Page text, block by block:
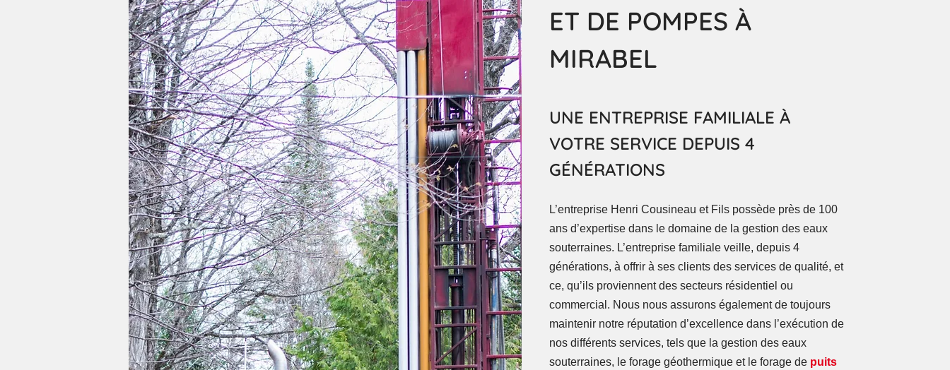
ET DE POMPES À
MIRABEL
UNE ENTREPRISE FAMILIALE À
VOTRE SERVICE DEPUIS 4
GÉNÉRATIONS
L’entreprise Henri Cousineau et Fils possède près de 100
ans d’expertise dans le domaine de la gestion des eaux
souterraines. L’entreprise familiale veille, depuis 4
générations, à offrir à ses clients des services de qualité, et
ce, qu’ils proviennent des secteurs résidentiel ou
commercial. Nous nous assurons également de toujours
maintenir notre réputation d’excellence dans l’exécution de
nos différents services, tels que la gestion des eaux
souterraines, le forage géothermique et le forage de puits